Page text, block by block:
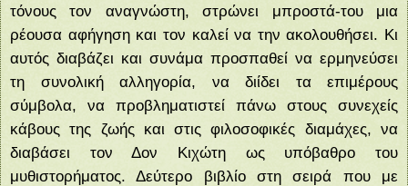
τόνους τον αναγνώστη, στρώνει μπροστά-του μια
ρέουσα αφήγηση και τον καλεί να την ακολουθήσει. Κι
αυτός διαβάζει και συνάμα προσπαθεί να ερμηνεύσει
τη συνολική αλληγορία, να διίδει τα επιμέρους
σύμβολα, να προβληματιστεί πάνω στους συνεχείς
κάβους της ζωής και στις φιλοσοφικές διαμάχες, να
διαβάσει τον Δον Κιχώτη ως υπόβαθρο του
μυθιστορήματος. Δεύτερο βιβλίο στη σειρά που με